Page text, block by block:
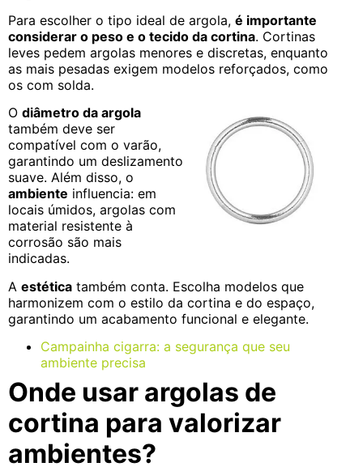
Para escolher o tipo ideal de argola, é importante
considerar o peso e o tecido da cortina. Cortinas
leves pedem argolas menores e discretas, enquanto
as mais pesadas exigem modelos reforçados, como
os com solda.
O diâmetro da argola
também deve ser
compatível com o varão,
garantindo um deslizamento
suave. Além disso, o
ambiente influencia: em
locais úmidos, argolas com
material resistente à
corrosão são mais
indicadas.
A estética também conta. Escolha modelos que
harmonizem com o estilo da cortina e do espaço,
garantindo um acabamento funcional e elegante.
Campainha cigarra: a segurança que seu
ambiente precisa
Onde usar argolas de
cortina para valorizar
ambientes?